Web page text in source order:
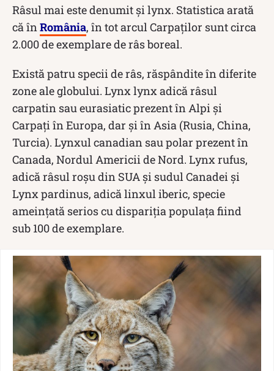
Râsul mai este denumit și lynx. Statistica arată
că în România, în tot arcul Carpaților sunt circa
2.000 de exemplare de râs boreal.
Există patru specii de râs, răspândite în diferite
zone ale globului. Lynx lynx adică râsul
carpatin sau eurasiatic prezent în Alpi și
Carpați în Europa, dar și în Asia (Rusia, China,
Turcia). Lynxul canadian sau polar prezent în
Canada, Nordul Americii de Nord. Lynx rufus,
adică râsul roșu din SUA și sudul Canadei și
Lynx pardinus, adică linxul iberic, specie
ameințată serios cu dispariția populața fiind
sub 100 de exemplare.